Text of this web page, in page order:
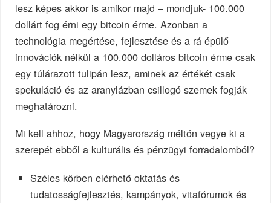
lesz képes akkor is amikor majd – mondjuk- 100.000
dollárt fog érni egy bitcoin érme. Azonban a
technológia megértése, fejlesztése és a rá épülő
innovációk nélkül a 100.000 dolláros bitcoin érme csak
egy túlárazott tulipán lesz, aminek az értékét csak
spekuláció és az aranylázban csillogó szemek fogják
meghatározni.
Mi kell ahhoz, hogy Magyarország méltón vegye ki a
szerepét ebből a kulturális és pénzügyi forradalomból?
Széles körben elérhető oktatás és
tudatosságfejlesztés, kampányok, vitafórumok és